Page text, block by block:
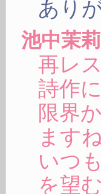
あり
池中茉
再レ
詩作
限界
ます
いつ
を望